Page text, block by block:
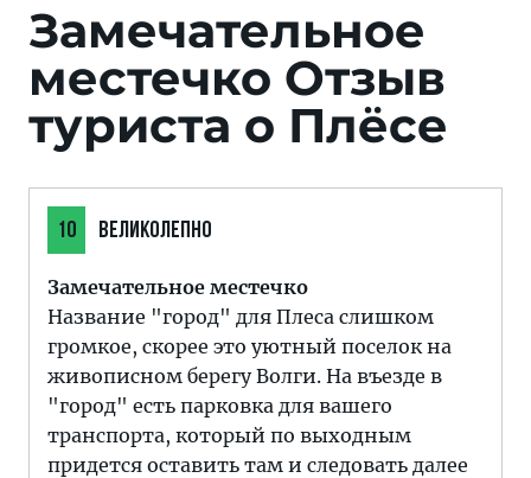
Замечательное
местечко Отзыв
туриста о Плёсе
10 ВЕЛИКОЛЕПНО
Замечательное местечко
Название "город" для Плеса слишком
громкое, скорее это уютный поселок на
живописном берегу Волги. На въезде в
"город" есть парковка для вашего
транспорта, который по выходным
придется оставить там и следовать далее